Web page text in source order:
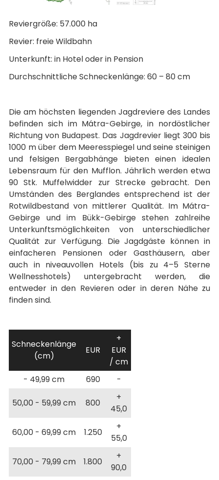
Reviergröße: 57.000 ha
Revier: freie Wildbahn
Unterkunft: in Hotel oder in Pension
Durchschnittliche Schneckenlänge: 60 – 80 cm
Die am höchsten liegenden Jagdreviere des Landes
befinden sich im Mátra-Gebirge, in nordöstlicher
Richtung von Budapest. Das Jagdrevier liegt 300 bis
1000 m über dem Meeresspiegel und seine steinigen
und felsigen Bergabhänge bieten einen idealen
Lebensraum für den Mufflon. Jährlich werden etwa
90 Stk. Muffelwidder zur Strecke gebracht. Den
Umständen des Berglandes entsprechend ist der
Rotwildbestand von mittlerer Qualität. Im Mátra-
Gebirge und im Bükk-Gebirge stehen zahlreihe
Unterkunftsmöglichkeiten von unterschiedlicher
Qualität zur Verfügung. Die Jagdgäste können in
einfacheren Pensionen oder Gasthäusern, aber
auch in niveauvollen Hotels (bis zu 4–5 Sterne
Wellnesshotels) untergebracht werden, die
entweder in den Revieren oder in deren Nähe zu
finden sind.
Schneckenlänge
(cm)
EUR
+
EUR
/ cm
- 49,99 cm
690 -
50,00 - 59,99 cm 800
+
45,0
60,00 - 69,99 cm 1.250
+
55,0
70,00 - 79,99 cm 1.800
+
90,0